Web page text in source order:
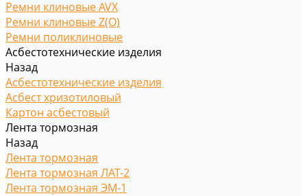
Ремни клиновые AVX
Ремни клиновые Z(O)
Ремни поликлиновые
Асбестотехнические изделия
Назад
Асбестотехнические изделия
Асбест хризотиловый
Картон асбестовый
Лента тормозная
Назад
Лента тормозная
Лента тормозная ЛАТ-2
Лента тормозная ЭМ-1